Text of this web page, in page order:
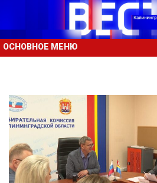
ОСНОВНОЕ МЕНЮ